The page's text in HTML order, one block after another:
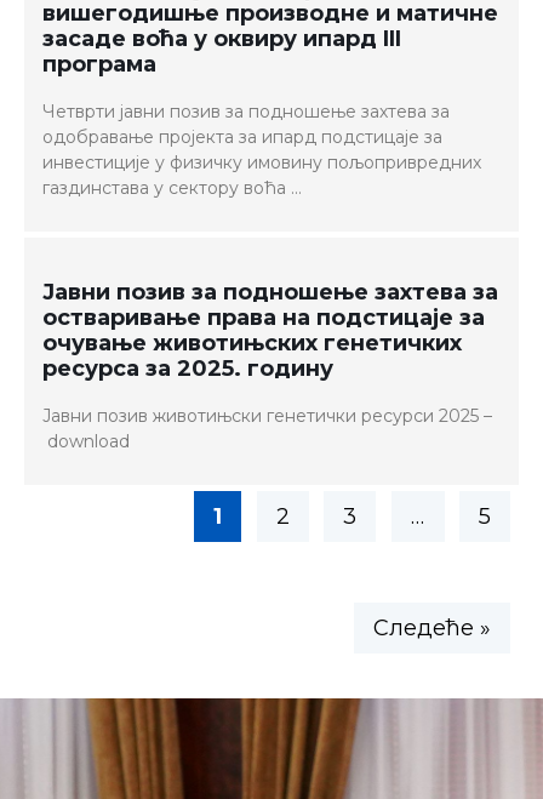
вишегодишње производне и матичне
засаде воћа у оквиру ипард III
програма
Четврти јавни позив за подношење захтева за
одобравање пројекта за ипард подстицаје за
инвестиције у физичку имовину пољопривредних
газдинстава у сектору воћа …
Јавни позив за подношење захтева за
остваривање права на подстицаје за
очување животињских генетичких
ресурса за 2025. годину
Јавни позив животињски генетички ресурси 2025 –
download
1 2 3 … 5
Следеће »